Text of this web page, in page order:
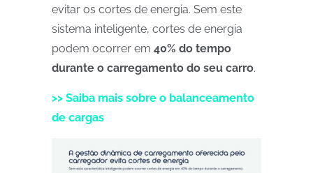
evitar os cortes de energia. Sem este
sistema inteligente, cortes de energia
podem ocorrer em 40% do tempo
durante o carregamento do seu carro.
>> Saiba mais sobre o balanceamento
de cargas